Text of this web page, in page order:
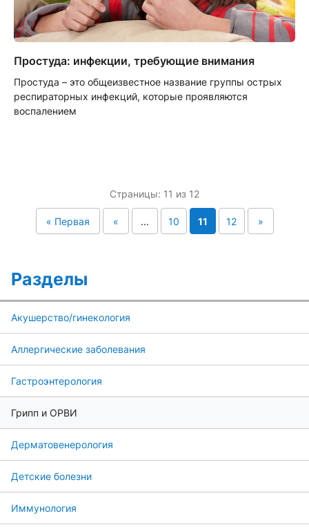
Разделы
Акушерство/гинекология
Аллергические заболевания
Гастроэнтерология
Грипп и ОРВИ
Дерматовенерология
Детские болезни
Иммунология
Простуда: инфекции, требующие внимания
Простуда – это общеизвестное название группы острых
респираторных инфекций, которые проявляются
воспалением
Страницы: 11 из 12
« Первая « ... 10 11 12 »